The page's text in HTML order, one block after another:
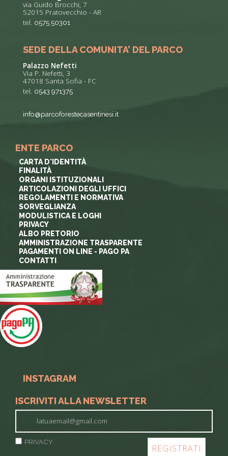
via Guido Brocchi, 7
52015 Pratovecchio - AR
tel. 0575 50301
SEDE DELLA COMUNITA’ DEL PARCO
Palazzo Nefetti
Via P. Nefetti, 3
47018 Santa Sofia - FC
tel. 0543 971375
info@parcoforestecasentinesi.it
ENTE PARCO
CARTA D'IDENTITÀ
FINALITÀ
ORGANI ISTITUZIONALI
ARTICOLAZIONI DEGLI UFFICI
REGOLAMENTI E NORMATIVA
SORVEGLIANZA
MODULISTICA E LOGHI
PRIVACY
ALBO PRETORIO
AMMINISTRAZIONE TRASPARENTE
PAGAMENTI ON LINE - PAGO PA
CONTATTI
INSTAGRAM
ISCRIVITI ALLA NEWSLETTER
PRIVACY